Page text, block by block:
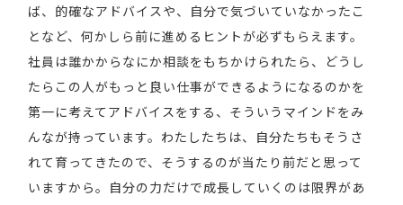
ば、的確なアドバイスや、自分で気づいていなかったこ
となど、何かしら前に進めるヒントが必ずもらえます。
社員は誰かからなにか相談をもちかけられたら、どうし
たらこの人がもっと良い仕事ができるようになるのかを
第一に考えてアドバイスをする、そういうマインドをみ
んなが持っています。わたしたちは、自分たちもそうさ
れて育ってきたので、そうするのが当たり前だと思って
いますから。自分の力だけで成長していくのは限界があ